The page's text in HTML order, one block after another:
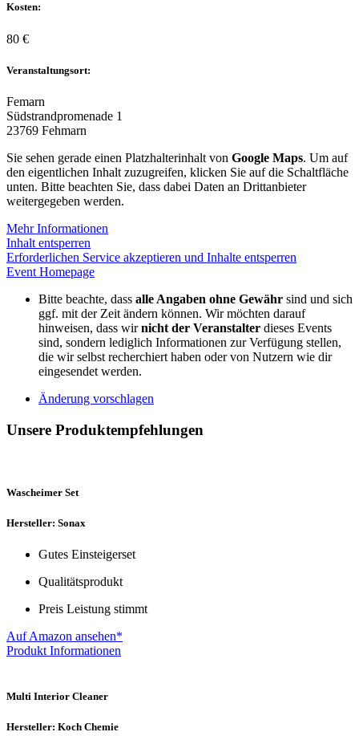
Kosten:
80 €
Veranstaltungsort:
Femarn
Südstrandpromenade 1
23769 Fehmarn
Sie sehen gerade einen Platzhalterinhalt von Google Maps. Um auf
den eigentlichen Inhalt zuzugreifen, klicken Sie auf die Schaltfläche
unten. Bitte beachten Sie, dass dabei Daten an Drittanbieter
weitergegeben werden.
Mehr Informationen
Inhalt entsperren
Erforderlichen Service akzeptieren und Inhalte entsperren
Event Homepage
Bitte beachte, dass alle Angaben ohne Gewähr sind und sich
ggf. mit der Zeit ändern können. Wir möchten darauf
hinweisen, dass wirnicht der Veranstalter dieses Events
sind, sondern lediglich Informationen zur Verfügung stellen,
die wir selbst recherchiert haben oder von Nutzern wie dir
eingesendet werden.
Änderung vorschlagen
Unsere Produktempfehlungen
Wascheimer Set
Hersteller: Sonax
Gutes Einsteigerset
Qualitätsprodukt
Preis Leistung stimmt
Auf Amazon ansehen*
Produkt Informationen
Multi Interior Cleaner
Hersteller: Koch Chemie